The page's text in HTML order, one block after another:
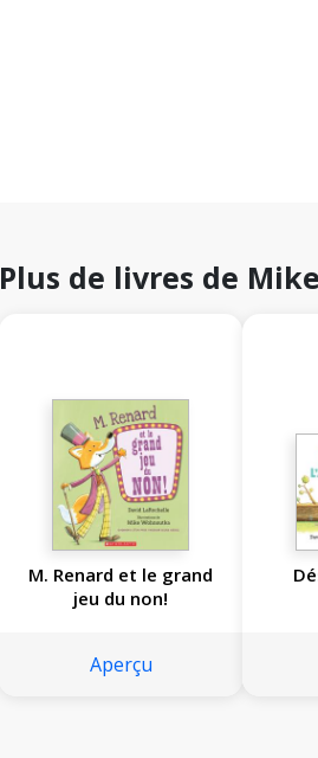
Plus de livres de
M. Renard et le grand
jeu du non!
Aperçu